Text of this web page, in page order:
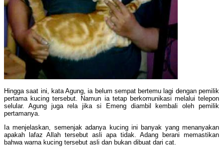
Hingga saat ini, kata Agung, ia belum sempat bertemu lagi dengan pemilik
pertama kucing tersebut. Namun ia tetap berkomunikasi melalui telepon
selular. Agung juga rela jika si Emeng diambil kembali oleh pemilik
pertamanya.
Ia menjelaskan, semenjak adanya kucing ini banyak yang menanyakan
apakah lafaz Allah tersebut asli apa tidak. Adang berani memastikan
bahwa warna kucing tersebut asli dan bukan dibuat dari cat.